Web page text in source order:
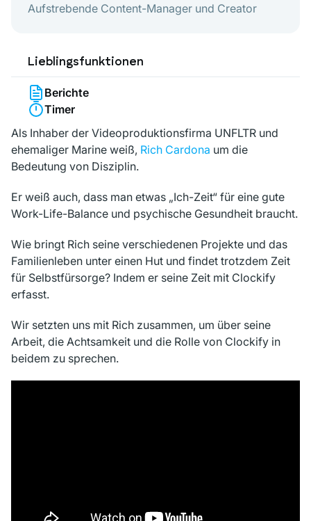
Aufstrebende Content-Manager und Creator
Lieblingsfunktionen
Berichte
Timer
Als Inhaber der Videoproduktionsfirma UNFLTR und
ehemaliger Marine weiß, Rich Cardona um die
Bedeutung von Disziplin.
Er weiß auch, dass man etwas „Ich-Zeit“ für eine gute
Work-Life-Balance und psychische Gesundheit braucht.
Wie bringt Rich seine verschiedenen Projekte und das
Familienleben unter einen Hut und findet trotzdem Zeit
für Selbstfürsorge? Indem er seine Zeit mit Clockify
erfasst.
Wir setzten uns mit Rich zusammen, um über seine
Arbeit, die Achtsamkeit und die Rolle von Clockify in
beidem zu sprechen.